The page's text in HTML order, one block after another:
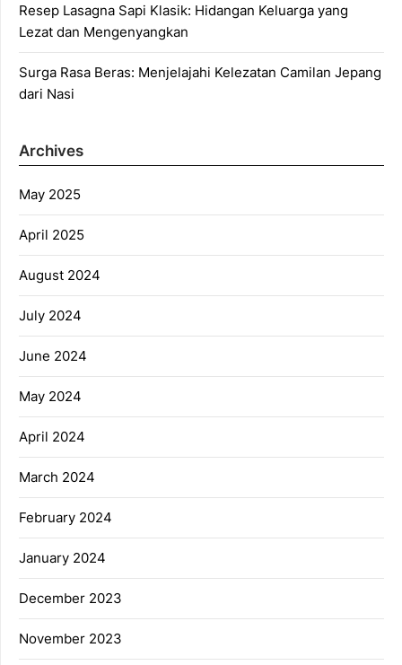
Resep Lasagna Sapi Klasik: Hidangan Keluarga yang
Lezat dan Mengenyangkan
Surga Rasa Beras: Menjelajahi Kelezatan Camilan Jepang
dari Nasi
Archives
May 2025
April 2025
August 2024
July 2024
June 2024
May 2024
April 2024
March 2024
February 2024
January 2024
December 2023
November 2023